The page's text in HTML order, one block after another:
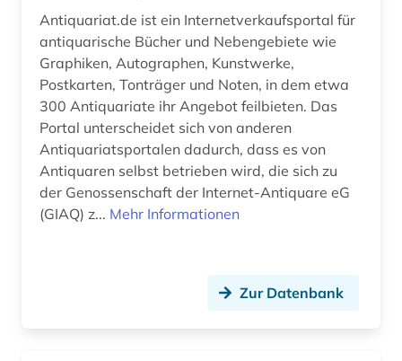
Antiquariat.de ist ein Internetverkaufsportal für
antiquarische Bücher und Nebengebiete wie
Graphiken, Autographen, Kunstwerke,
Postkarten, Tonträger und Noten, in dem etwa
300 Antiquariate ihr Angebot feilbieten. Das
Portal unterscheidet sich von anderen
Antiquariatsportalen dadurch, dass es von
Antiquaren selbst betrieben wird, die sich zu
der Genossenschaft der Internet-Antiquare eG
(GIAQ) z... Mehr Informationen
Zur Datenbank